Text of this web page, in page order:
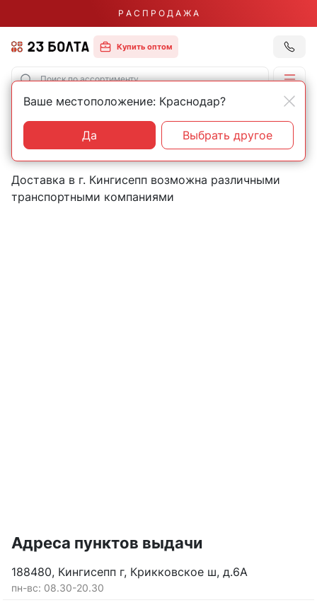
Р А С П Р О Д А Ж А
Купить оптом
Главная Контакты Кингисепп
Пункты выдачи товаров в
городе Кингисепп
Доставка в г. Кингисепп возможна различными
транспортными компаниями
Адреса пунктов выдачи
188480, Кингисепп г, Крикковское ш, д.6А
пн-вс: 08.30-20.30
Ваше местоположение: Краснодар?
Да Выбрать другое